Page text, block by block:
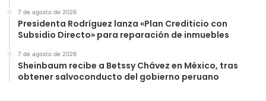
7 de agosto de 2026
Presidenta Rodríguez lanza «Plan Crediticio con
Subsidio Directo» para reparación de inmuebles
7 de agosto de 2026
Sheinbaum recibe a Betssy Chávez en México, tras
obtener salvoconducto del gobierno peruano